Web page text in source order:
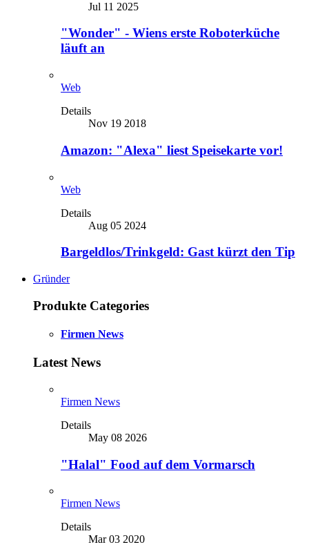
Jul 11 2025
"Wonder" - Wiens erste Roboterküche
läuft an
Web
Details
Nov 19 2018
Amazon: "Alexa" liest Speisekarte vor!
Web
Details
Aug 05 2024
Bargeldlos/Trinkgeld: Gast kürzt den Tip
Gründer
Produkte Categories
Firmen News
Latest News
Firmen News
Details
May 08 2026
"Halal" Food auf dem Vormarsch
Firmen News
Details
Mar 03 2020